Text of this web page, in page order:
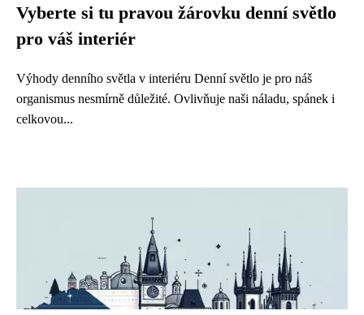
Vyberte si tu pravou žárovku denní světlo
pro váš interiér
Výhody denního světla v interiéru Denní světlo je pro náš
organismus nesmírně důležité. Ovlivňuje naši náladu, spánek i
celkovou...